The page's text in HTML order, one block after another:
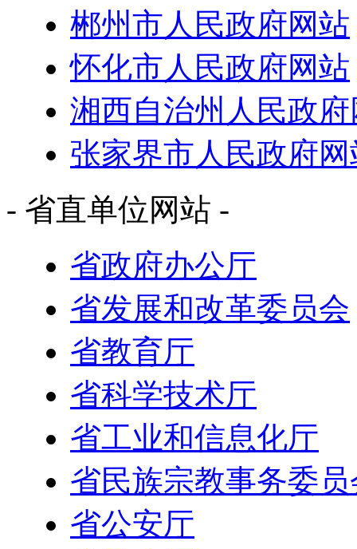
郴州市人民政府网站
怀化市人民政府网站
湘西自治州人民政
张家界市人民政府网
- 省直单位网站 -
省政府办公厅
省发展和改革委员会
省教育厅
省科学技术厅
省工业和信息化厅
省民族宗教事务委员
省公安厅